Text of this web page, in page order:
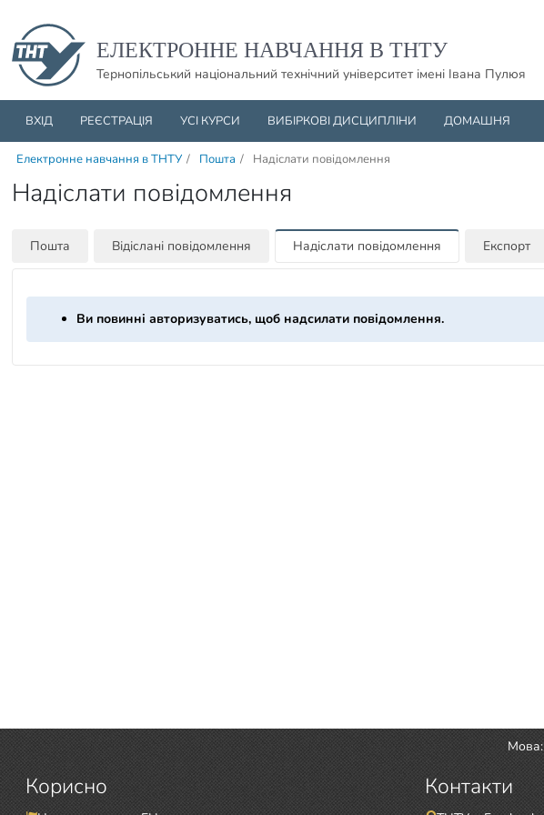
ЕЛЕКТРОННЕ НАВЧАННЯ В ТНТУ
Тернопільський національний технічний університет імені Івана Пулюя
ВХІД РЕЄСТРАЦІЯ УСІ КУРСИ ВИБІРКОВІ ДИСЦИПЛІНИ ДОМАШНЯ
Електронне навчання в ТНТУ / Пошта / Надіслати повідомлення
Надіслати повідомлення
Пошта Відіслані повідомлення Надіслати повідомлення Експорт
Ви повинні авторизуватись, щоб надсилати повідомлення.
Мова:
Корисно Контакти